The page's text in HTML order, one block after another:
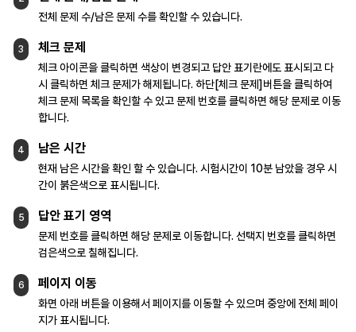
전체 문제 수/남은 문제 수를 확인할 수 있습니다.
3 체크 문제
체크 아이콘을 클릭하면 색상이 변경되고 답안 표기란에도 표시되고 다
시 클릭하면 체크 문제가해제됩니다. 하단[체크 문제]버튼을 클릭하여
체크 문제목록을 확인할 수 있고 문제 번호를 클릭하면 해당문제로 이동
합니다.
4 남은 시간
현재 남은 시간을 확인 할 수 있습니다.시험시간이 10분 남았을 경우 시
간이 붉은색으로 표시됩니다.
5 답안 표기 영역
문제 번호를 클릭하면 해당 문제로 이동합니다.선택지 번호를 클릭하면
검은색으로칠해집니다.
6 페이지 이동
화면 아래 버튼을 이용해서 페이지를 이동할 수있으며 중앙에 전체 페이
지가 표시됩니다.